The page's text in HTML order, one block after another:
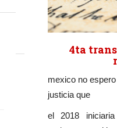
4ta
mexico no
justicia que
el 2018